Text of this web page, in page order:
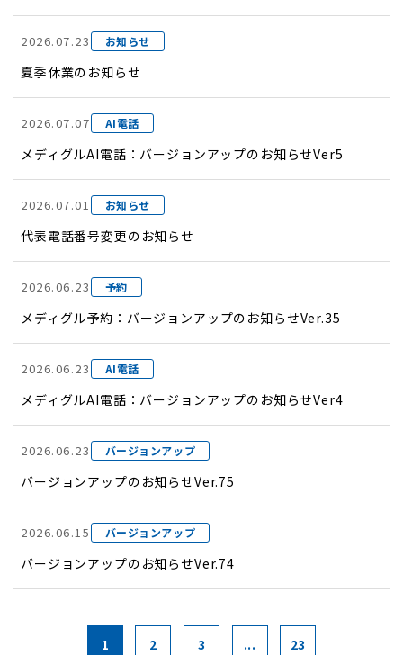
2026.07.23 お知らせ
夏季休業のお知らせ
2026.07.07 AI電話
メディグルAI電話：バージョンアップのお知らせVer5
2026.07.01 お知らせ
代表電話番号変更のお知らせ
2026.06.23 予約
メディグル予約：バージョンアップのお知らせVer.35
2026.06.23 AI電話
メディグルAI電話：バージョンアップのお知らせVer4
2026.06.23 バージョンアップ
バージョンアップのお知らせVer.75
2026.06.15 バージョンアップ
バージョンアップのお知らせVer.74
1 2 3 ... 23